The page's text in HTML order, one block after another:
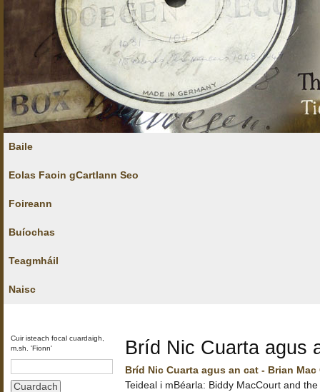
Baile
Eolas Faoin gCartlann Seo
Foireann
Buíochas
Teagmháil
Naisc
Cuir isteach focal cuardaigh,
m.sh. 'Fionn'
Bríd Nic Cuarta agus
Bríd Nic Cuarta agus an cat - Brian Mac
Teideal i mBéarla: Biddy MacCourt and the